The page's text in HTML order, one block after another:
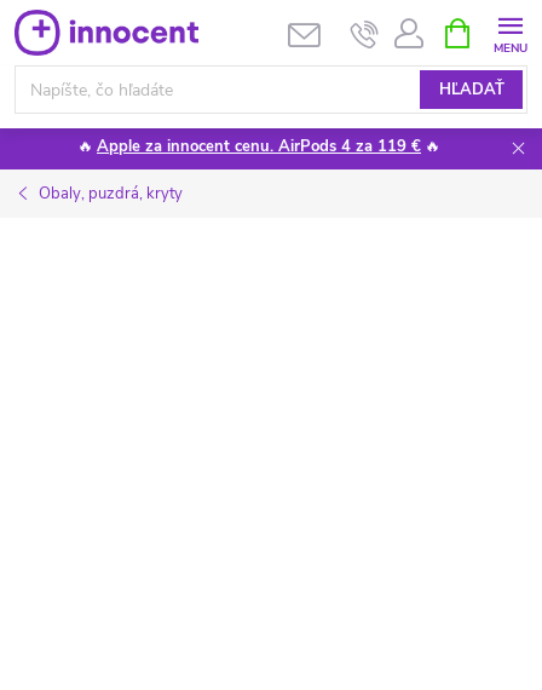
Prejsť
na
obsah
HĽADAŤ
KOŠÍK
🔥 Apple za innocent cenu. AirPods 4 za 119 € 🔥
Obaly, puzdrá, kryty